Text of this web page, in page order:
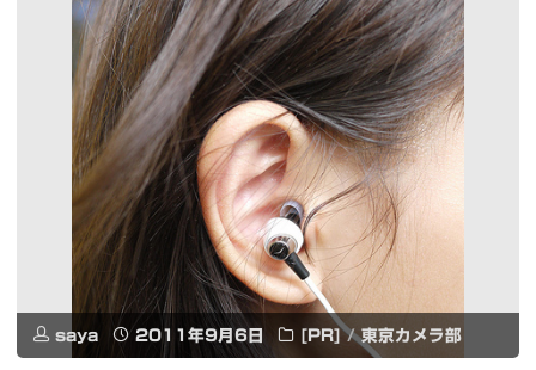
saya 2011年9月6日 [PR] / 東京カメラ部